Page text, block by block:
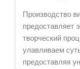
Производство
предоставляет
творческий
улавливаем
предоставляя